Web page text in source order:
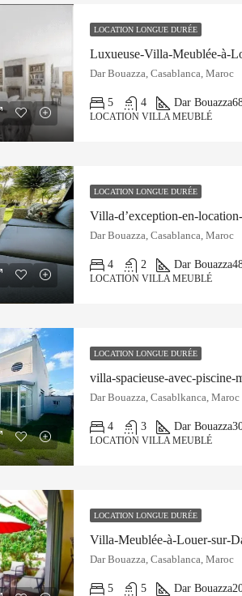
LOCATION LONGUE DURÉE
Luxueuse-Villa-Meublée-à-
Dar Bouazza, Casablanca, Maroc
5 4 Dar Bouazza
LOCATION VILLA MEUBLÉ
LOCATION LONGUE DURÉE
Villa-d’exception-en-
Dar Bouazza, Casablanca, Maroc
4 2 Dar Bouazza
LOCATION VILLA MEUBLÉ
LOCATION LONGUE DURÉE
villa-spacieuse-avec-piscine-
Dar Bouazza, Casablkanca, Maroc
4 3 Dar Bouazza
LOCATION VILLA MEUBLÉ
LOCATION LONGUE DURÉE
Villa-Meublée-à-Louer-sur-
Dar Bouazza, Casablanca, Maroc
5 5 Dar Bouazza